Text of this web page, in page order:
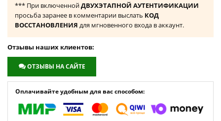
*** При включеннойДВУХЭТАПНОЙ АУТЕНТИФИКАЦИИ
просьба заранее в комментарии выслать КОД
ВОССТАНОВЛЕНИЯ для мгновенного входа в аккаунт.
Отзывы наших клиентов:
ОТЗЫВЫ НА САЙТЕ
Оплачивайте удобным для вас способом: